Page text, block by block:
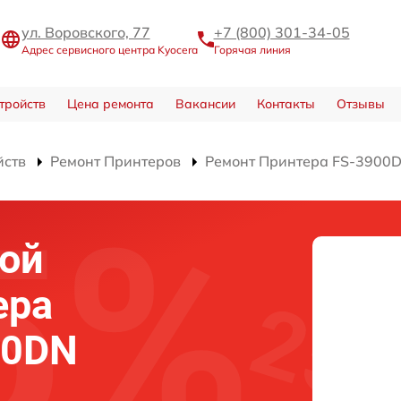
ул. Воровского, 77
Адрес сервисного центра Kyocera
+7 (800) 301-34-05
Горячая линия
Цена ремонта Вакансии Контакты Отзывы
Ремонт Принтеров Ремонт Принтера FS-